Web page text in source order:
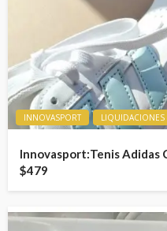
INNOVASPORT LIQUIDACIONES
Innovasport:Tenis Adidas
$479